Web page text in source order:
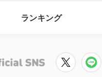
ランキング